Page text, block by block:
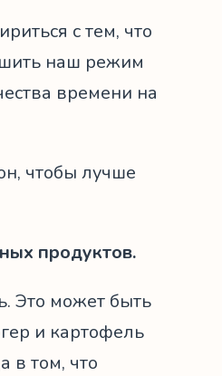
с тем, что
наш режим
времени на
чтобы лучше
продуктов.
Это может быть
и картофель
в том, что